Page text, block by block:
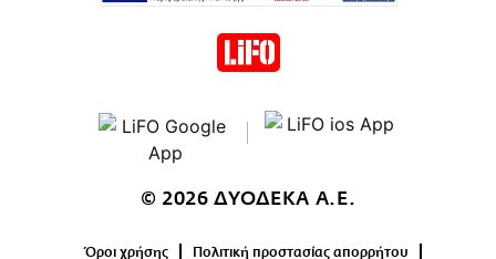
© 2026 ΔΥΟΔΕΚΑ Α.Ε.
Όροι χρήσης Πολιτική προστασίας απορρήτου